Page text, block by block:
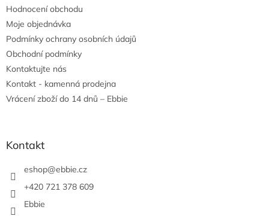
Hodnocení obchodu
Moje objednávka
Podmínky ochrany osobních údajů
Obchodní podmínky
Kontaktujte nás
Kontakt - kamenná prodejna
Vrácení zboží do 14 dnů – Ebbie
Kontakt
eshop@ebbie.cz
+420 721 378 609
Ebbie